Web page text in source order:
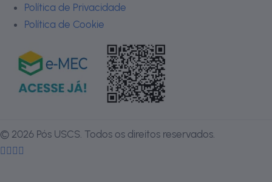
Política de Privacidade
Política de Cookie
© 2026 Pós USCS. Todos os direitos reservados.